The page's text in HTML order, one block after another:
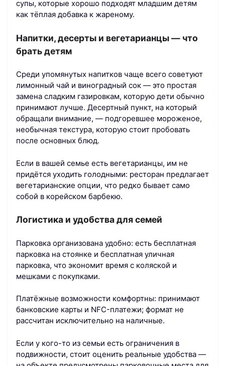
супы, которые хорошо подходят младшим детям
как тёплая добавка к жареному.
Напитки, десерты и вегетарианцы — что
брать детям
Среди упомянутых напитков чаще всего советуют
лимонный чай и виноградный сок — это простая
замена сладким газировкам, которую дети обычно
принимают лучше. Десертный пункт, на который
обращали внимание, — подгоревшее мороженое,
необычная текстура, которую стоит пробовать
после основных блюд.
Если в вашей семье есть вегетарианцы, им не
придётся уходить голодными: ресторан предлагает
вегетарианские опции, что редко бывает само
собой в корейском барбекю.
Логистика и удобства для семей
Парковка организована удобно: есть бесплатная
парковка на стоянке и бесплатная уличная
парковка, что экономит время с коляской и
мешками с покупками.
Платёжные возможности комфортны: принимают
банковские карты и NFC-платежи; формат не
рассчитан исключительно на наличные.
Если у кого-то из семьи есть ограничения в
подвижности, стоит оценить реальные удобства —